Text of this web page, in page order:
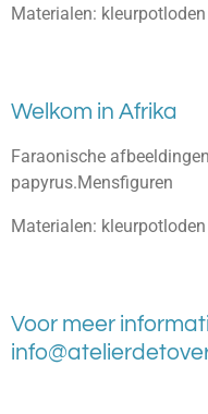
Materialen:
Welkom in Afrika
Faraonische
papyrus.Mensfiguren
Materialen:
Voor meer